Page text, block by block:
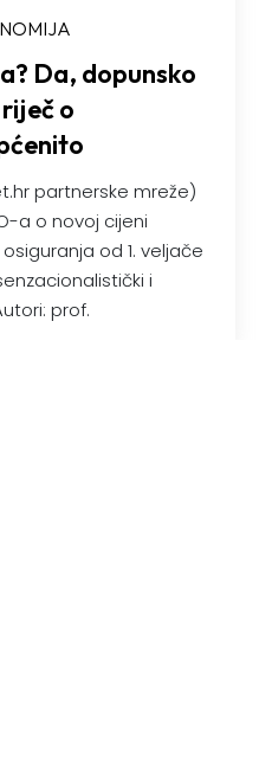
Da, dopunsko
o
partnerske mreže)
a o novoj cijeni
od 1. veljače
i
prof.